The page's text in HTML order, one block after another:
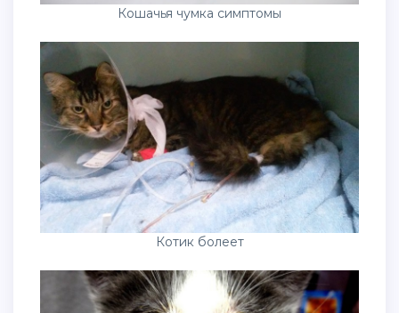
Кошачья чумка симптомы
Котик болеет